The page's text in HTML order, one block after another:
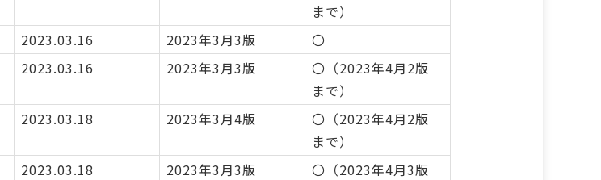
まで）
2023.03.16 2023年3月3版
〇
2023.03.16 2023年3月3版
〇（2023年4月2版
まで）
2023.03.18 2023年3月4版
〇（2023年4月2版
まで）
2023.03.18 2023年3月3版
〇（2023年4月3版